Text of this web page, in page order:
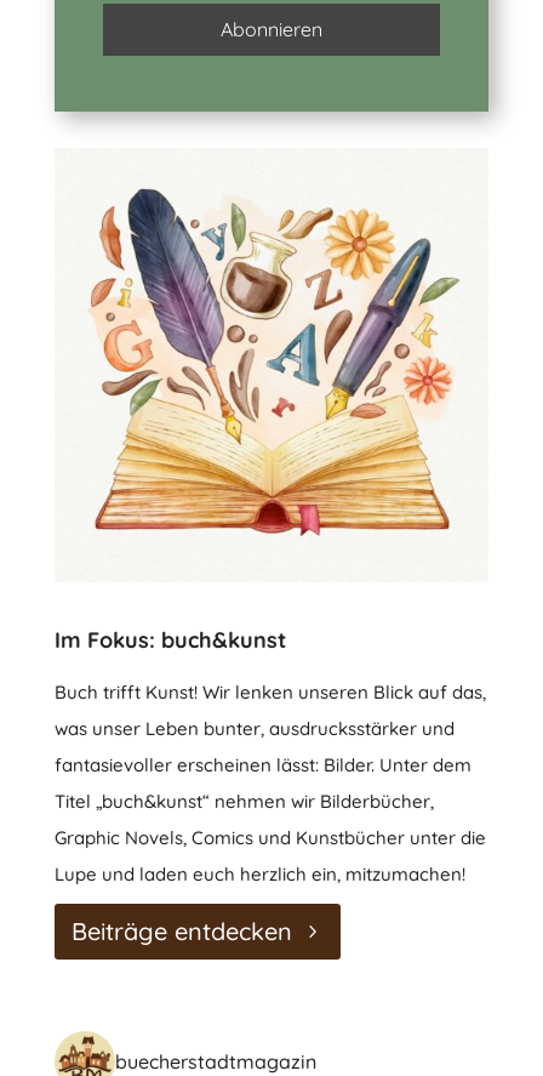
Im Fokus: buch&kunst
Buch trifft Kunst! Wir lenken unseren Blick auf das,
was unser Leben bunter, ausdrucksstärker und
fantasievoller erscheinen lässt: Bilder. Unter dem
Titel „buch&kunst“ nehmen wir Bilderbücher,
Graphic Novels, Comics und Kunstbücher unter die
Lupe und laden euch herzlich ein, mitzumachen!
Beiträge entdecken
buecherstadtmagazin